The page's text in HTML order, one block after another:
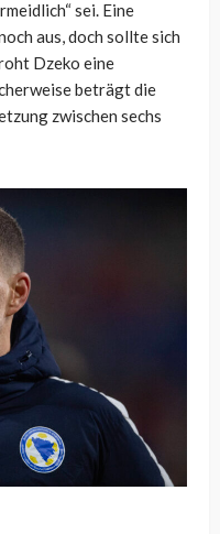
sei. Eine
aus, doch sollte sich
Dzeko eine
beträgt die
zwischen sechs